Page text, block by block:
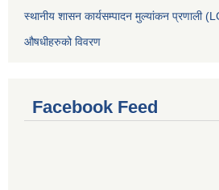
स्थानीय शासन कार्यसम्पादन मुल्यांकन प्रणाली
औषधीहरुको विवरण
Facebook Feed